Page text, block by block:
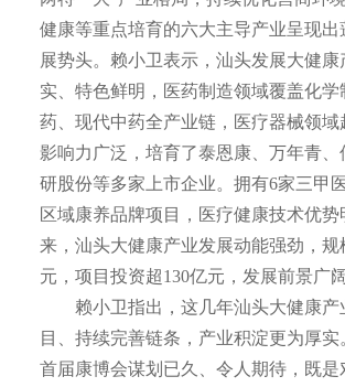
健康等重点培育的六大主导产业呈现出
展势头。赖小卫表示，汕头发展大健康
实、特色鲜明，医药制造领域覆盖化学
药、现代中药全产业链，医疗器械领域
影响力广泛，培育了泰恩康、万年青、
研股份等多家上市企业。拥有6家三甲
区域康养品牌项目，医疗健康技术优势
来，汕头大健康产业发展动能强劲，规
元，项目投资超130亿元，发展前景广阔
赖小卫指出，这几年汕头大健康产
目、持续完善链条，产业积淀更为厚实
首届康博会谋划已久、令人期待，既是